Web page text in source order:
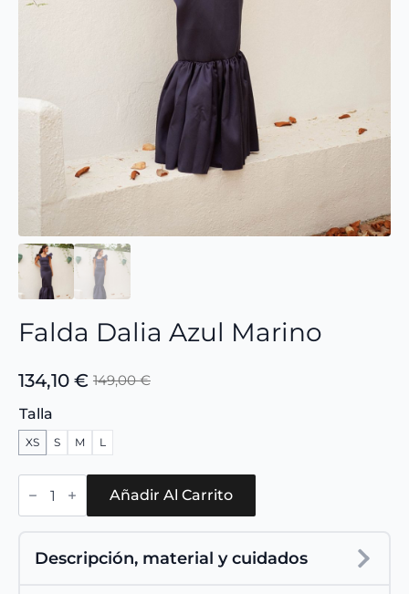
Falda Dalia Azul Marino
149,00€
El
precio
original
era:
149,00 €.
134,10 €
El
precio
actual
es:
134,10 €.
Talla
XS S M L
Falda
Dalia
Añadir Al Carrito
Descripción, material y cuidados